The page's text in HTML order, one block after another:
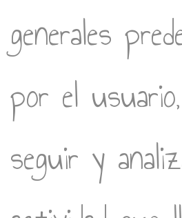
generales
por el
seguir y